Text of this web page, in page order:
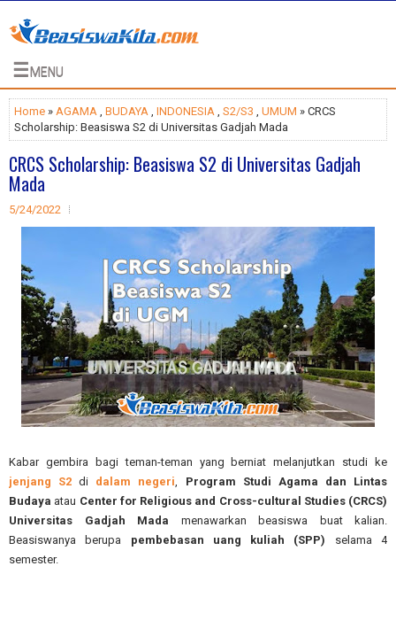
☰ MENU
Home » AGAMA , BUDAYA , INDONESIA , S2/S3 , UMUM » CRCS
Scholarship: Beasiswa S2 di Universitas Gadjah Mada
CRCS Scholarship: Beasiswa S2 di Universitas Gadjah
Mada
5/24/2022
Kabar gembira bagi teman-teman yang berniat melanjutkan studi ke
jenjang S2 di dalam negeri, Program Studi Agama dan Lintas
Budaya atau Center for Religious and Cross-cultural Studies (CRCS)
Universitas Gadjah Mada menawarkan beasiswa buat kalian.
Beasiswanya berupa pembebasan uang kuliah (SPP) selama 4
semester.